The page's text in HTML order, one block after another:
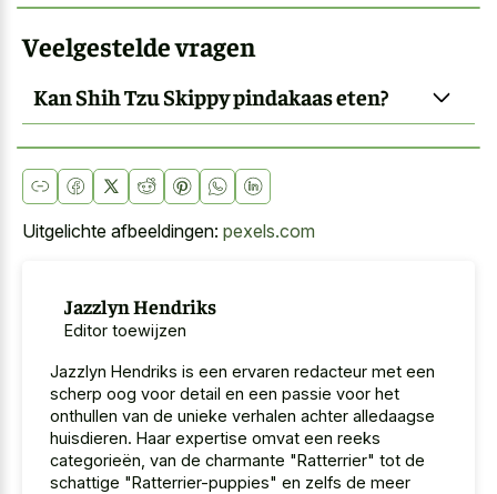
Veelgestelde vragen
Kan Shih Tzu Skippy pindakaas eten?
Uitgelichte afbeeldingen: pexels.com
Jazzlyn Hendriks
Editor toewijzen
Jazzlyn Hendriks is een ervaren redacteur met een
scherp oog voor detail en een passie voor het
onthullen van de unieke verhalen achter alledaagse
huisdieren. Haar expertise omvat een reeks
categorieën, van de charmante "Ratterrier" tot de
schattige "Ratterrier-puppies" en zelfs de meer